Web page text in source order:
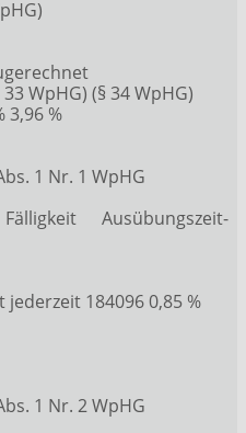
WpHG) (§ 34 WpHG)
3,96 %
1 Nr. 1 WpHG
Ausübungszeit-
184096 0,85 %
1 Nr. 2 WpHG